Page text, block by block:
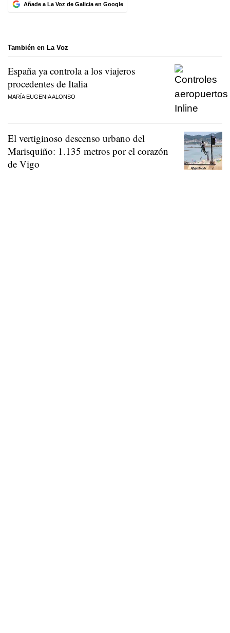
Añade a La Voz de Galicia en Google
También en La Voz
España ya controla a los viajeros
procedentes de Italia
MARÍA EUGENIA ALONSO
El vertiginoso descenso urbano del
Marisquiño: 1.135 metros por el corazón
de Vigo